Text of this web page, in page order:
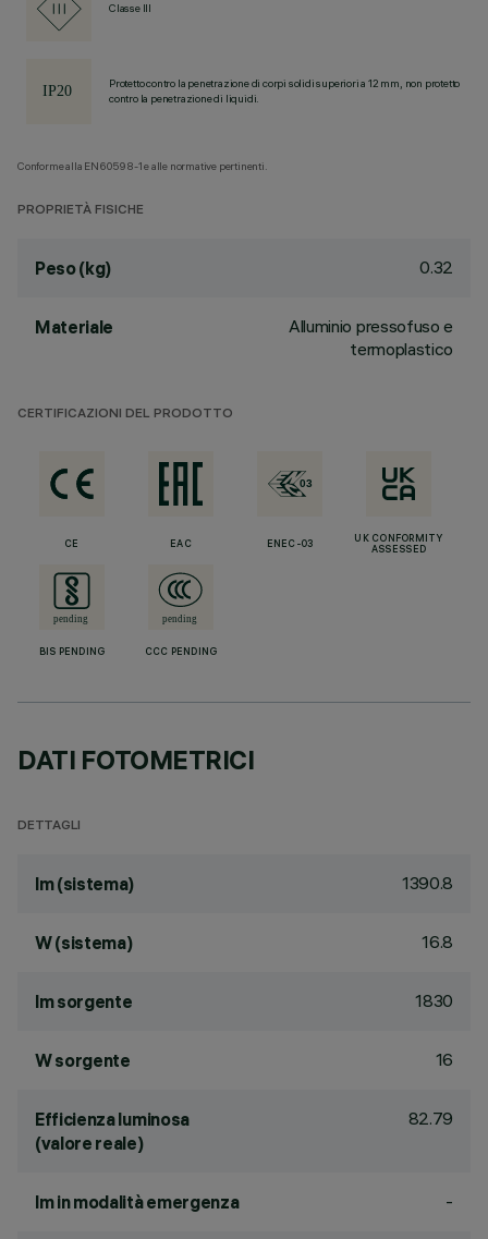
Classe III
Protetto contro la penetrazione di corpi solidi superiori a 12 mm, non protetto
contro la penetrazione di liquidi.
Conforme alla EN60598-1 e alle normative pertinenti.
PROPRIETÀ FISICHE
Peso (kg) 0.32
Materiale
Alluminio pressofuso e
termoplastico
CERTIFICAZIONI DEL PRODOTTO
CE EAC ENEC-03
UK CONFORMITY
ASSESSED
BIS PENDING CCC PENDING
DATI FOTOMETRICI
DETTAGLI
lm (sistema) 1390.8
W (sistema) 16.8
lm sorgente 1830
W sorgente 16
Efficienza luminosa
(valore reale)
82.79
lm in modalità emergenza -